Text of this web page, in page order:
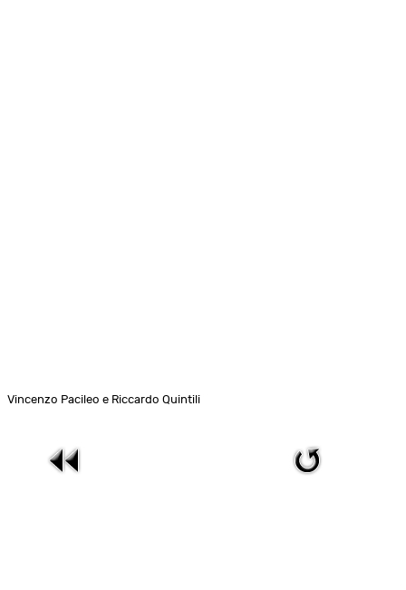
Vincenzo Pacileo e Riccardo Quintili